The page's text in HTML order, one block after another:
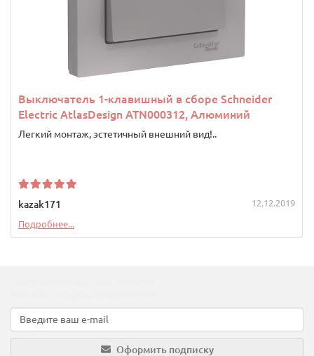
Выключатель 1-клавишный в сборе Schneider
Electric AtlasDesign ATN000312, Алюминий
Легкий монтаж, эстетичный внешний вид!..
kazak171 12.12.2019
Подробнее...
Оформить подписку